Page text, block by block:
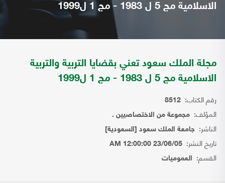
الاسلامية مج 5 ل 1983 - مج 1 ل1999
مجلة الملك سعود تعني بقضايا التربية والتربية
الاسلامية مج 5 ل 1983 - مج 1 ل1999
رقم الكتاب: 8512
المؤلف: مجموعة من الاختصاصيين .
الناشر: جامعة الملك سعود [السعودية]
تاريخ النشر: 23/06/05 12:00:00 AM
القسم: العموميات